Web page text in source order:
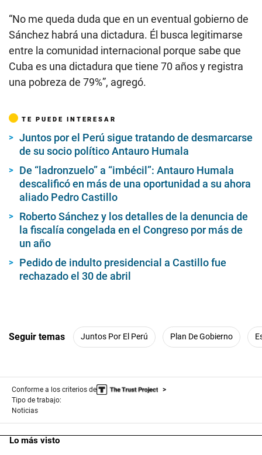
“No me queda duda que en un eventual gobierno de
Sánchez habrá una dictadura. Él busca legitimarse
entre la comunidad internacional porque sabe que
Cuba es una dictadura que tiene 70 años y registra
una pobreza de 79%”, agregó.
TE PUEDE INTERESAR
Juntos por el Perú sigue tratando de desmarcarse
de su socio político Antauro Humala
De “ladronzuelo” a “imbécil”: Antauro Humala
descalificó en más de una oportunidad a su ahora
aliado Pedro Castillo
Roberto Sánchez y los detalles de la denuncia de
la fiscalía congelada en el Congreso por más de
un año
Pedido de indulto presidencial a Castillo fue
rechazado el 30 de abril
Seguir temas Juntos Por El Perú Plan De Gobierno
Conforme a los criterios de
Tipo de trabajo:
Noticias
Lo más visto